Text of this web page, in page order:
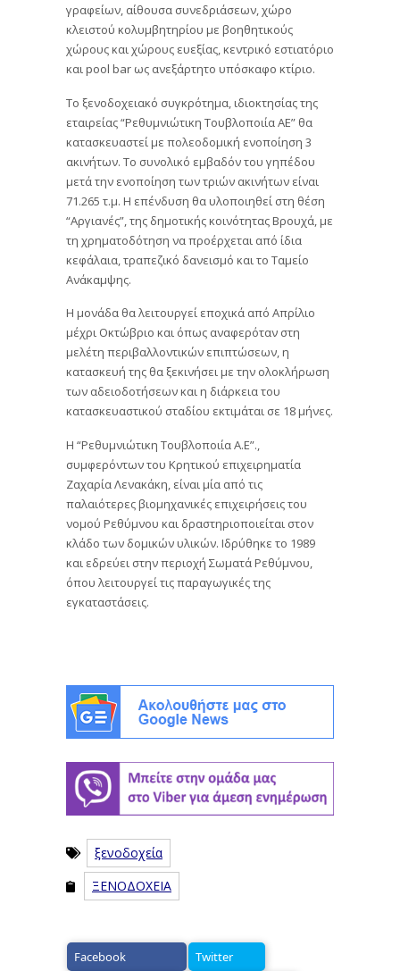
γραφείων, αίθουσα συνεδριάσεων, χώρο
κλειστού κολυμβητηρίου με βοηθητικούς
χώρους και χώρους ευεξίας, κεντρικό εστιατόριο
και pool bar ως ανεξάρτητο υπόσκαφο κτίριο.
Το ξενοδοχειακό συγκρότημα, ιδιοκτησίας της
εταιρείας “Ρεθυμνιώτικη Τουβλοποιία ΑΕ” θα
κατασκευαστεί με πολεοδομική ενοποίηση 3
ακινήτων. Το συνολικό εμβαδόν του γηπέδου
μετά την ενοποίηση των τριών ακινήτων είναι
71.265 τ.μ. Η επένδυση θα υλοποιηθεί στη θέση
“Αργιανές”, της δημοτικής κοινότητας Βρουχά, με
τη χρηματοδότηση να προέρχεται από ίδια
κεφάλαια, τραπεζικό δανεισμό και το Ταμείο
Ανάκαμψης.
Η μονάδα θα λειτουργεί εποχικά από Απρίλιο
μέχρι Οκτώβριο και όπως αναφερόταν στη
μελέτη περιβαλλοντικών επιπτώσεων, η
κατασκευή της θα ξεκινήσει με την ολοκλήρωση
των αδειοδοτήσεων και η διάρκεια του
κατασκευαστικού σταδίου εκτιμάται σε 18 μήνες.
Η “Ρεθυμνιώτικη Τουβλοποιία Α.Ε”.,
συμφερόντων του Κρητικού επιχειρηματία
Ζαχαρία Λενακάκη, είναι μία από τις
παλαιότερες βιομηχανικές επιχειρήσεις του
νομού Ρεθύμνου και δραστηριοποιείται στον
κλάδο των δομικών υλικών. Ιδρύθηκε το 1989
και εδρεύει στην περιοχή Σωματά Ρεθύμνου,
όπου λειτουργεί τις παραγωγικές της
εγκαταστάσεις.
ξενοδοχεία
ΞΕΝΟΔΟΧΕΙΑ
Facebook
Twitter